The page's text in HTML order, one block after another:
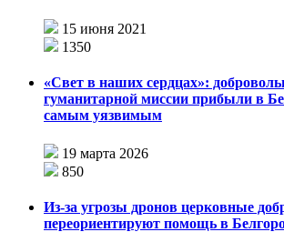
15 июня 2021
1350
«Свет в наших сердцах»:
гуманитарной миссии прибыли в
самым уязвимым
19 марта 2026
850
Из-за угрозы дронов церковные
переориентируют помощь в